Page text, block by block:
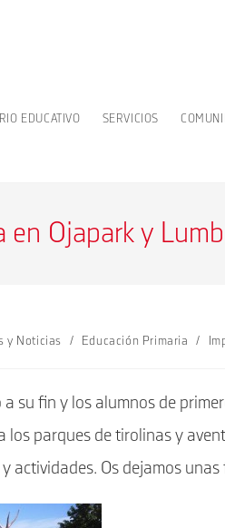
EDUCATIVO SERVICIOS
en Ojapark y
y Noticias / Educación Primaria /
a su fin y los alumnos de
los parques de tirolinas y
actividades. Os dejamos unas